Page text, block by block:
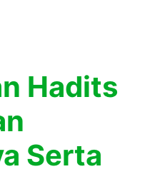
Hadits
Serta